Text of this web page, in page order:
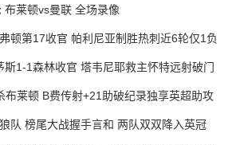
莱顿vs曼联 全场录像
顿第17收官 帕利尼亚制胜热刺近6轮仅1负
1-1森林收官 塔韦尼耶救主怀特远射破门
布莱顿 B费传射+21助破纪录独享英超助攻
队 榜尾大战握手言和 两队双双降入英冠